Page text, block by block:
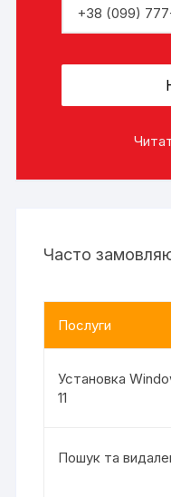
Часто
Послуги
Установка
11
Пошук та